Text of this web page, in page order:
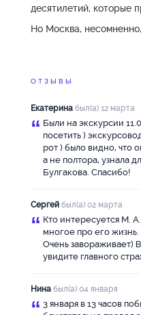
десятилетий, которые
Но Москва,
ОТЗЫВЫ
Екатерина был(а) 12 марта
“ Были на экскурсии
посетить )
рот ) было видно, что
а не полтора, узнала
Булгакова. Спасибо!
Сергей был(а) 02 марта
“ Кто интересуется М.
многое про его
Очень завораживает)
увидите главного
Нина был(а) 04 января
“ 3 января в 13 часов